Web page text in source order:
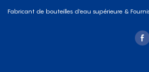
Fabricant de bouteilles d'eau supérieure &